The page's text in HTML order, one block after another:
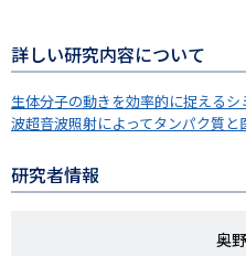
詳しい研究内容について
生体分子の動きを効率的に捉える
波超音波照射によってタンパク質
研究者情報
研
奥